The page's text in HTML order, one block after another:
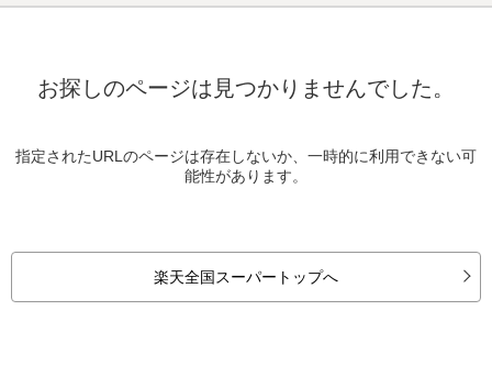
お探しのページは見つかりませんでした。
指定されたURLのページは存在しないか、一時的に利用できない可
能性があります。
楽天全国スーパートップへ